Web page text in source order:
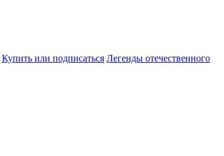
Купить или подписаться Легенды отечественного